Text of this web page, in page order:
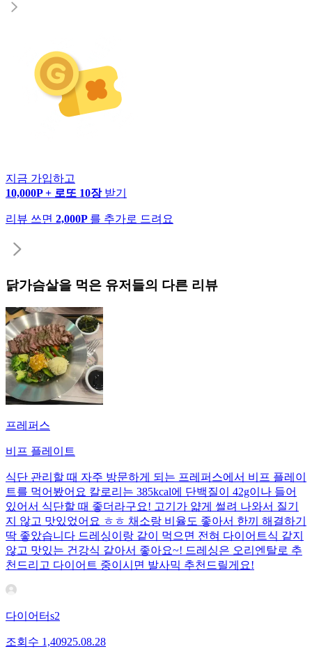
지금 가입하고
10,000P + 로또 10장 받기
리뷰 쓰면 2,000P 를 추가로 드려요
닭가슴살을 먹은 유저들의 다른 리뷰
프레퍼스
비프 플레이트
식단 관리할 때 자주 방문하게 되는 프레퍼스에서 비프 플레이
트를 먹어봤어요 칼로리는 385kcal에 단백질이 42g이나 들어
있어서 식단할 때 좋더라구요! 고기가 얇게 썰려 나와서 질기
지 않고 맛있었어요 ㅎㅎ 채소랑 비율도 좋아서 한끼 해결하기
딱 좋았습니다 드레싱이랑 같이 먹으면 전혀 다이어트식 같지
않고 맛있는 건강식 같아서 좋아요~! 드레싱은 오리엔탈로 추
천드리고 다이어트 중이시면 발사믹 추천드릴게요!
다이어터s2
조회수 1,40925.08.28